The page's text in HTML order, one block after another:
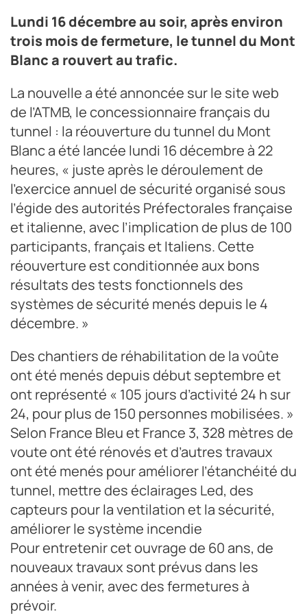
Lundi 16 décembre au soir, après environ
trois mois de fermeture, le tunnel du Mont
Blanc a rouvert au trafic.
La nouvelle a été annoncée sur le site web
de l’ATMB, le concessionnaire français du
tunnel : la réouverture du tunnel du Mont
Blanc a été lancée lundi 16 décembre à 22
heures, « juste après le déroulement de
l’exercice annuel de sécurité organisé sous
l’égide des autorités Préfectorales française
et italienne, avec l’implication de plus de 100
participants, français et Italiens. Cette
réouverture est conditionnée aux bons
résultats des tests fonctionnels des
systèmes de sécurité menés depuis le 4
décembre. »
Des chantiers de réhabilitation de la voûte
ont été menés depuis début septembre et
ont représenté « 105 jours d’activité 24 h sur
24, pour plus de 150 personnes mobilisées. »
Selon France Bleu et France 3, 328 mètres de
voute ont été rénovés et d’autres travaux
ont été menés pour améliorer l’étanchéité du
tunnel, mettre des éclairages Led, des
capteurs pour la ventilation et la sécurité,
améliorer le système incendie
Pour entretenir cet ouvrage de 60 ans, de
nouveaux travaux sont prévus dans les
années à venir, avec des fermetures à
prévoir.